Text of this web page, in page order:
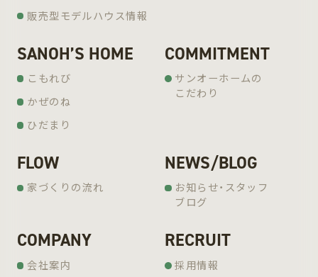
販売型モデルハウス情報
SANOH’S HOME
こもれび
かぜのね
ひだまり
COMMITMENT
サンオーホームの
こだわり
FLOW
家づくりの流れ
NEWS/BLOG
お知らせ・スタッフ
ブログ
COMPANY
会社案内
RECRUIT
採用情報